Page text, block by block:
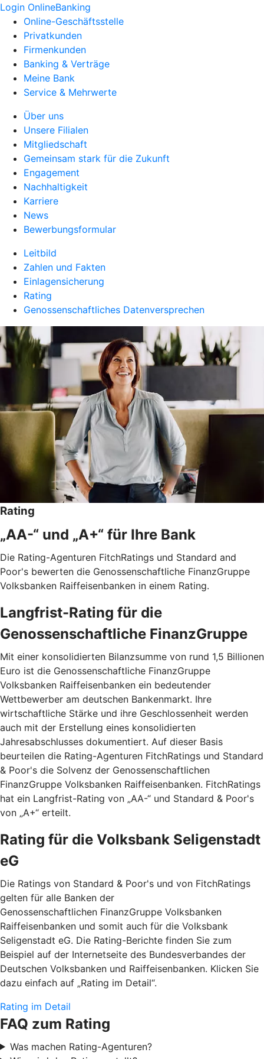
Login OnlineBanking
Online-Geschäftsstelle
Privatkunden
Firmenkunden
Banking & Verträge
Meine Bank
Service & Mehrwerte
Über uns
Unsere Filialen
Mitgliedschaft
Gemeinsam stark für die Zukunft
Engagement
Nachhaltigkeit
Karriere
News
Bewerbungsformular
Leitbild
Zahlen und Fakten
Einlagensicherung
Rating
Genossenschaftliches Datenversprechen
Rating
„AA-“ und „A+“ für Ihre Bank
Die Rating-Agenturen FitchRatings und Standard and
Poor's bewerten die Genossenschaftliche FinanzGruppe
Volksbanken Raiffeisenbanken in einem Rating.
Langfrist-Rating für die
Genossenschaftliche FinanzGruppe
Mit einer konsolidierten Bilanzsumme von rund 1,5 Billionen
Euro ist die Genossenschaftliche FinanzGruppe
Volksbanken Raiffeisenbanken ein bedeutender
Wettbewerber am deutschen Bankenmarkt. Ihre
wirtschaftliche Stärke und ihre Geschlossenheit werden
auch mit der Erstellung eines konsolidierten
Jahresabschlusses dokumentiert. Auf dieser Basis
beurteilen die Rating-Agenturen FitchRatings und Standard
& Poor's die Solvenz der Genossenschaftlichen
FinanzGruppe Volksbanken Raiffeisenbanken. FitchRatings
hat ein Langfrist-Rating von „AA-“ und Standard & Poor's
von „A+“ erteilt.
Rating für die Volksbank Seligenstadt
eG
Die Ratings von Standard & Poor's und von FitchRatings
gelten für alle Banken der
Genossenschaftlichen FinanzGruppe Volksbanken
Raiffeisenbanken und somit auch für die Volksbank
Seligenstadt eG. Die Rating-Berichte finden Sie zum
Beispiel auf der Internetseite des Bundesverbandes der
Deutschen Volksbanken und Raiffeisenbanken. Klicken Sie
dazu einfach auf „Rating im Detail“.
Rating im Detail
FAQ zum Rating
Was machen Rating-Agenturen?